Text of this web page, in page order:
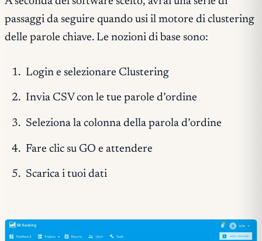
passaggi da seguire quando usi il motore di clustering
delle parole chiave. Le nozioni di base sono:
Login e selezionare Clustering
Invia CSV con le tue parole d’ordine
Seleziona la colonna della parola d’ordine
Fare clic su GO e attendere
Scarica i tuoi dati